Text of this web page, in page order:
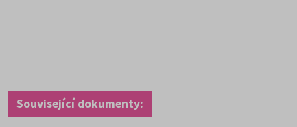
Související dokumenty: